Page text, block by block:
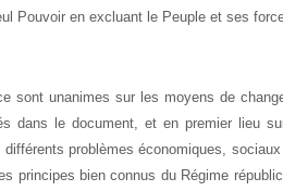
Pouvoir en excluant le Peuple et ses
sont unanimes sur les moyens de
dans le document, et en premier lieu
problèmes économiques,
bien connus du Régime